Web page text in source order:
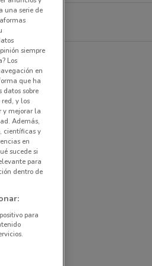
cosméticos
una serie de
siempre
Los
en
que ha
datos sobre
y los
y mejorar la
Además,
científicas y
en
sucede si
para
dentro de
para